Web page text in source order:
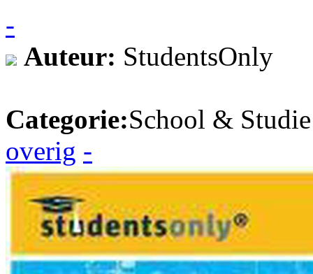
-
Auteur: StudentsOnly
Categorie:School &
overig -